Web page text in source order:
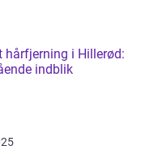
hårfjerning i Hillerød:
indblik